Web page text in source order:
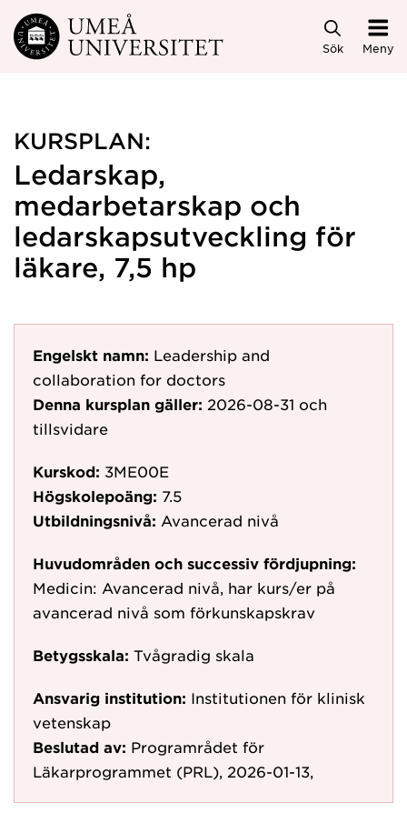
Hoppa direkt till innehållet
Sök Meny
KURSPLAN:
Ledarskap,
medarbetarskap och
ledarskapsutveckling för
läkare, 7,5 hp
Engelskt namn: Leadership and
collaboration for doctors
Denna kursplan gäller: 2026-08-31 och
tillsvidare
Kurskod: 3ME00E
Högskolepoäng: 7.5
Utbildningsnivå: Avancerad nivå
Huvudområden och successiv fördjupning:
Medicin: Avancerad nivå, har kurs/er på
avancerad nivå som förkunskapskrav
Betygsskala: Tvågradig skala
Ansvarig institution: Institutionen för klinisk
vetenskap
Beslutad av: Programrådet för
Läkarprogrammet (PRL), 2026-01-13,